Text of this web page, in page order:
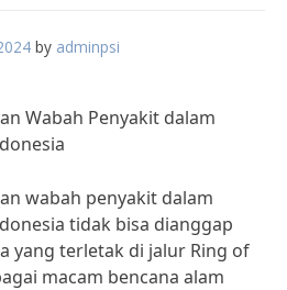
by adminpsi
Wabah Penyakit dalam
wabah penyakit dalam
tidak bisa dianggap
yang terletak di jalur Ring of
macam bencana alam